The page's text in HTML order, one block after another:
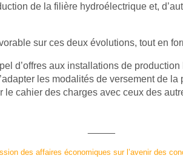
de la filière hydroélectrique et,
sur ces deux évolutions, tout en
d’offres aux installations de
les modalités de versement de
cahier des charges avec ceux des
des affaires économiques sur l’avenir des